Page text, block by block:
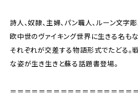
詩人、奴隷、主婦、パン職人、ルーン文字
欧中世のヴァイキング世界に生きる名も
それぞれが交差する物語形式でたどる。
な姿が生き生きと蘇る話題書登場。
＝＝＝＝＝＝＝＝＝＝＝＝＝＝＝＝＝